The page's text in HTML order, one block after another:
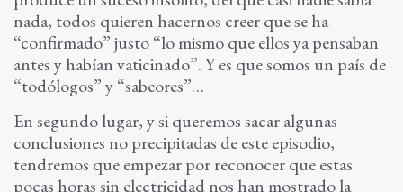
nada, todos quieren hacernos creer que se ha
“confirmado” justo “lo mismo que ellos ya pensaban
antes y habían vaticinado”. Y es que somos un país de
“todólogos” y “sabeores”…
En segundo lugar, y si queremos sacar algunas
conclusiones no precipitadas de este episodio,
tendremos que empezar por reconocer que estas
pocas horas sin electricidad nos han mostrado la